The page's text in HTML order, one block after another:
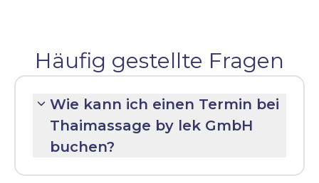
Häufig gestellte Fragen
Wie kann ich einen Termin bei
Thaimassage by lek GmbH
buchen?